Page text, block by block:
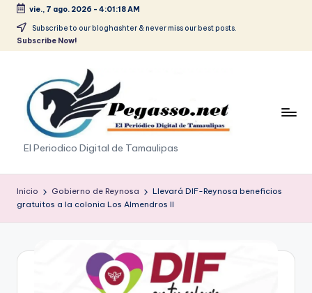
Saltar
vie., 7 ago. 2026 - 4:01:19 AM
Subscribe to our bloghashter & never miss our best posts.
Subscribe Now!
p
e
g
a
El Periodico Digital de Tamaulipas
Inicio Gobierno de Reynosa
Llevará DIF-Reynosa beneficios
gratuitos a la colonia Los Almendros II